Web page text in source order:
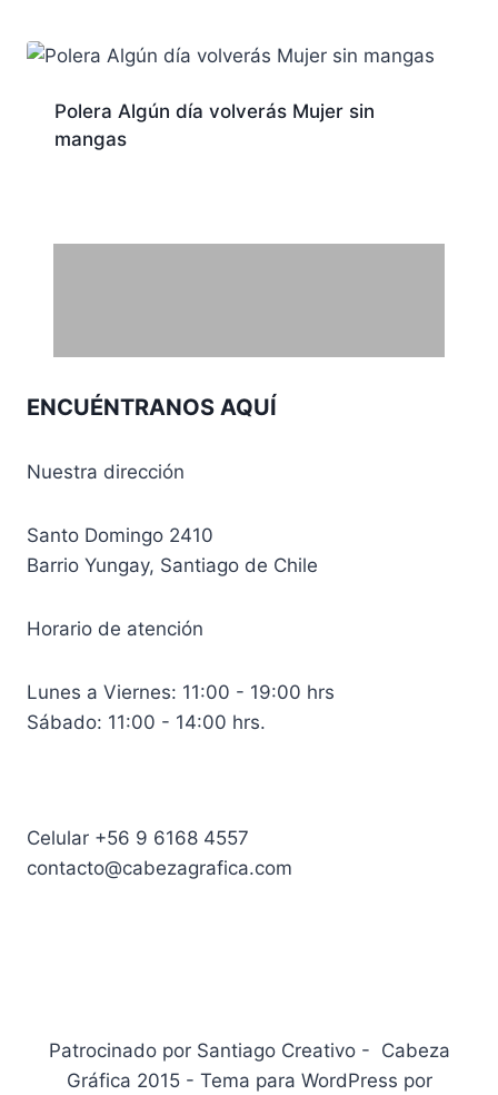
Polera Algún día volverás Mujer sin
mangas
ENCUÉNTRANOS AQUÍ
Nuestra dirección
Santo Domingo 2410
Barrio Yungay, Santiago de Chile
Horario de atención
Lunes a Viernes: 11:00 - 19:00 hrs
Sábado: 11:00 - 14:00 hrs.
Celular +56 9 6168 4557
contacto@cabezagrafica.com
Patrocinado por Santiago Creativo - Cabeza
Gráfica 2015 - Tema para WordPress por